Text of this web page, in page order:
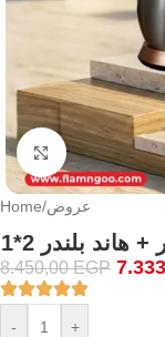
Click to
Home/عروض
8.450,00EGP
- +